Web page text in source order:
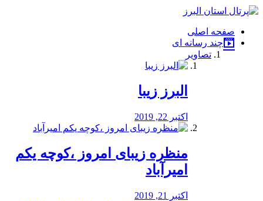
فصد
شرق
تهران
خشکشویی
صفحه اصلی
چند رسانه ای
تصاویر
البرز زیبا
اکتبر 22, 2019
منظره‌‌ زیبای امروز ،کوچه یکم
امیرآباد
اکتبر 21, 2019